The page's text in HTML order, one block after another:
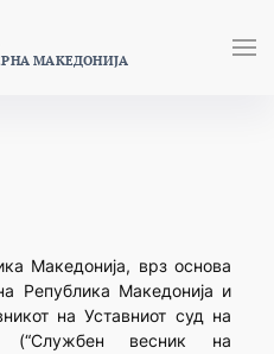
МАКЕДОНИЈА
Македонија, врз основа
Република Македонија и
на Уставниот суд на
(“Службен весник на